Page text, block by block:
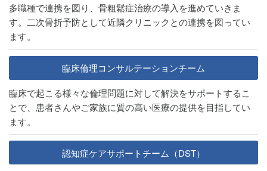
多職種で連携を図り、骨粗鬆症治療の導入を進めていきま
す。二次骨折予防として近隣クリニックとの連携を図ってい
ます。
臨床倫理コンサルテーションチーム
臨床で起こる様々な倫理問題に対して解決をサポートするこ
とで、患者さんやご家族に質の高い医療の提供を目指してい
ます。
認知症ケアサポートチーム（DST）